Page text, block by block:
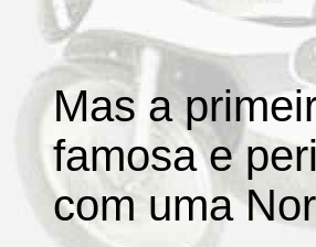
Mas a
famosa e
com uma